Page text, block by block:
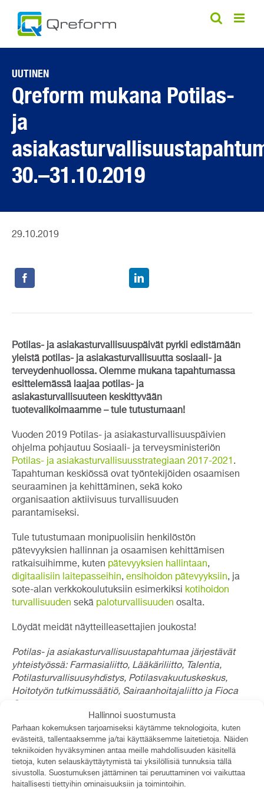
Hallinnoi suostumusta
Parhaan kokemuksen tarjoamiseksi käytämme teknologioita, kuten
evästeitä, tallentaaksemme ja/tai käyttääksemme laitetietoja. Näiden
tekniikoiden hyväksyminen antaa meille mahdollisuuden käsitellä
tietoja, kuten selauskäyttäytymistä tai yksilöllisiä tunnuksia tällä
sivustolla. Suostumuksen jättäminen tai peruuttaminen voi vaikuttaa
haitallisesti tiettyihin ominaisuuksiin ja toimintoihin.
content
UUTINEN
Qreform mukana Potilas-
ja
30.–31.10.2019
29.10.2019
Potilas- ja asiakasturvallisuuspäivät pyrkii edistämään
yleistä potilas- ja asiakasturvallisuutta sosiaali- ja
terveydenhuollossa. Olemme mukana tapahtumassa
esittelemässä laajaa potilas- ja
asiakasturvallisuuteen keskittyvään
tuotevalikoimaamme – tule tutustumaan!
Vuoden 2019 Potilas- ja asiakasturvallisuuspäivien
ohjelma pohjautuu Sosiaali- ja terveysministeriön
Potilas- ja asiakasturvallisuusstrategiaan 2017-2021 .
Tapahtuman keskiössä ovat työntekijöiden osaamisen
seuraaminen ja kehittäminen, sekä koko
organisaation aktiivisuus turvallisuuden
parantamiseksi.
Tule tutustumaan monipuolisiin henkilöstön
pätevyyksien hallinnan ja osaamisen kehittämisen
ratkaisuihimme, kuten pätevyyksien hallintaan,
digitaalisiin laitepasseihin, ensihoidon pätevyyksiin, ja
sote-alan verkkokoulutuksiin esimerkiksi kotihoidon
turvallisuuden sekä paloturvallisuuden osalta.
Löydät meidät näytteilleasettajien joukosta!
Potilas- ja asiakasturvallisuustapahtumaa järjestävät
yhteistyössä: Farmasialiitto, Lääkäriliitto, Talentia,
Potilasturvallisuusyhdistys, Potilasvakuutuskeskus,
Hoitotyön tutkimussäätiö, Sairaanhoitajaliitto ja Fioca
Uutiset
Asiakastyytyväisyys vuonna 2026 on nyt selvillä